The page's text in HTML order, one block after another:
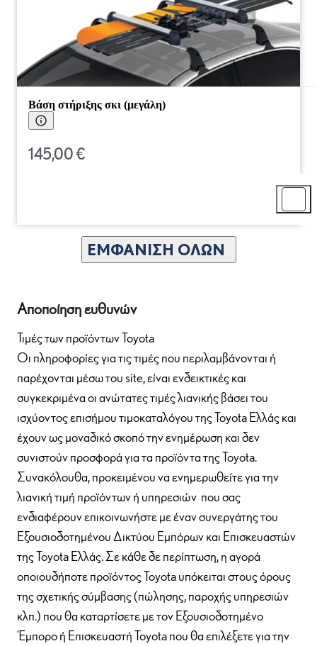
Βάση στήριξης σκι (μεγάλη)
145,00 €
ΕΜΦΆΝΙΣΗ ΌΛΩΝ
Αποποίηση ευθυνών
Τιμές των προϊόντων Toyota
Οι πληροφορίες για τις τιμές που περιλαμβάνονται ή
παρέχονται μέσω του site, είναι ενδεικτικές και
συγκεκριμένα οι ανώτατες τιμές λιανικής βάσει του
ισχύοντος επισήμου τιμοκαταλόγου της Toyota Ελλάς και
έχουν ως μοναδικό σκοπό την ενημέρωση και δεν
συνιστούν προσφορά για τα προϊόντα της Toyota.
Συνακόλουθα, προκειμένου να ενημερωθείτε για την
λιανική τιμή προϊόντων ή υπηρεσιών που σας
ενδιαφέρουν επικοινωνήστε με έναν συνεργάτης του
Εξουσιοδοτημένου Δικτύου Εμπόρων και Επισκευαστών
της Toyota Ελλάς. Σε κάθε δε περίπτωση, η αγορά
οποιουδήποτε προϊόντος Toyota υπόκειται στους όρους
της σχετικής σύμβασης (πώλησης, παροχής υπηρεσιών
κλπ.) που θα καταρτίσετε με τον Εξουσιοδοτημένο
Έμπορο ή Επισκευαστή Toyota που θα επιλέξετε για την